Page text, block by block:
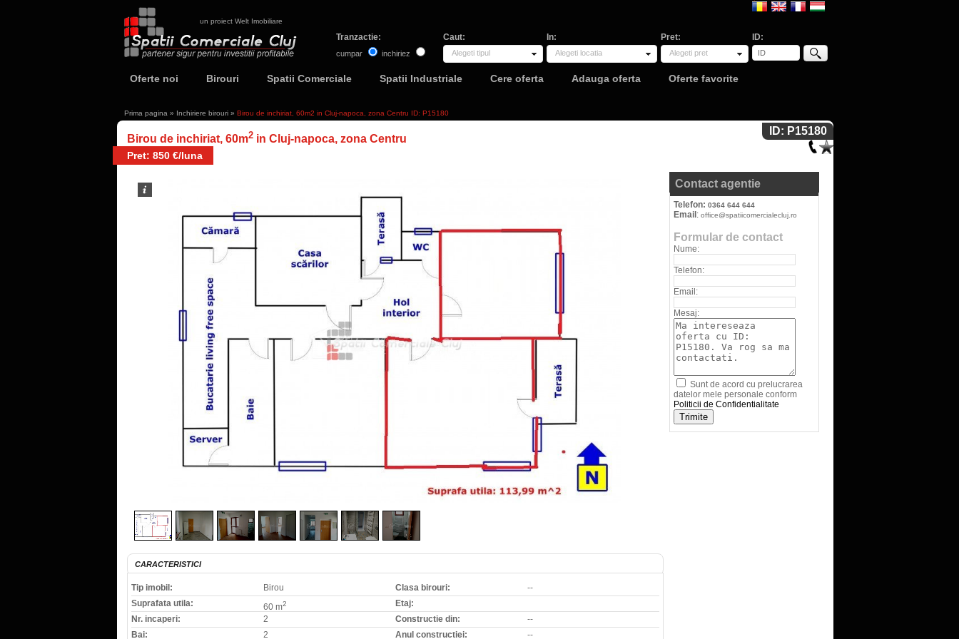
un proiect Welt Imobiliare
Tranzactie:
cumpar inchiriez
Caut:
Alegeti tipul
In:
Alegeti locatia
Pret:
Alegeti pret
ID:
Oferte noi Birouri Spatii Comerciale Spatii Industriale Cere oferta Adauga oferta Oferte favorite
Prima pagina » Inchiriere birouri » Birou de inchiriat, 60m2 in Cluj-napoca, zona Centru ID: P15180
Birou de inchiriat, 60m2 in Cluj-napoca, zona Centru
Pret: 850 €/luna
ID: P15180
CARACTERISTICI
Tip imobil:
Birou
Suprafata utila:
60 m2
Nr. incaperi:
2
Bai:
2
Clasa birouri:
--
Etaj:
Constructie din:
--
Anul constructiei:
--
Contact agentie
Telefon: 0364 644 644
Email : office@spatiicomercialecluj.ro
Formular de contact
Nume:
Telefon:
Email:
Mesaj:
Sunt de acord cu prelucrarea
datelor mele personale conform
Politicii de Confidentialitate